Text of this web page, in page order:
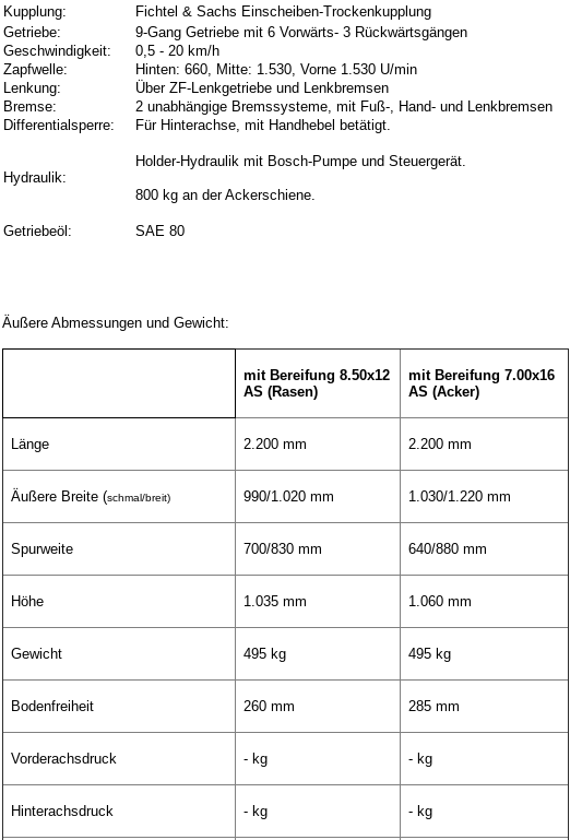
Kupplung:
Fichtel & Sachs Einscheiben-Trockenkupplung
Getriebe:
9-Gang Getriebe mit 6 Vorwärts- 3 Rückwärtsgängen
Geschwindigkeit:
0,5 - 20 km/h
Zapfwelle:
Hinten: 660, Mitte: 1.530, Vorne 1.530 U/min
Lenkung:
Über ZF-Lenkgetriebe und Lenkbremsen
Bremse:
2 unabhängige Bremssysteme, mit Fuß-, Hand- und Lenkbremsen
Differentialsperre:
Für Hinterachse, mit Handhebel betätigt.
Hydraulik:
Holder-Hydraulik mit Bosch-Pumpe und Steuergerät.
800 kg an der Ackerschiene.
Getriebeöl: SAE 80
Äußere Abmessungen und Gewicht:
mit Bereifung 8.50x12
AS (Rasen)
mit Bereifung 7.00x16
AS (Acker)
Länge 2.200 mm 2.200 mm
Äußere Breite (schmal/breit) 990/1.020 mm 1.030/1.220 mm
Spurweite 700/830 mm 640/880 mm
Höhe 1.035 mm 1.060 mm
Gewicht 495 kg 495 kg
Bodenfreiheit 260 mm 285 mm
Vorderachsdruck - kg - kg
Hinterachsdruck - kg - kg